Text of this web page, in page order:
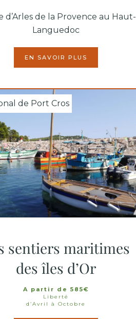
d’Arles de la Provence au Haut-
Languedoc
EN SAVOIR PLUS
sentiers maritimes
des îles d’Or
A partir de 585€
Liberté
d’Avril à Octobre
de Port Cros